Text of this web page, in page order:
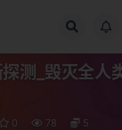
测_毁灭全人
0 78 5